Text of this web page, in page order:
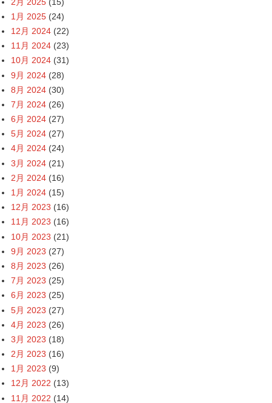
1月 2025 (24)
12月 2024 (22)
11月 2024 (23)
10月 2024 (31)
9月 2024 (28)
8月 2024 (30)
7月 2024 (26)
6月 2024 (27)
5月 2024 (27)
4月 2024 (24)
3月 2024 (21)
2月 2024 (16)
1月 2024 (15)
12月 2023 (16)
11月 2023 (16)
10月 2023 (21)
9月 2023 (27)
8月 2023 (26)
7月 2023 (25)
6月 2023 (25)
5月 2023 (27)
4月 2023 (26)
3月 2023 (18)
2月 2023 (16)
1月 2023 (9)
12月 2022 (13)
11月 2022 (14)